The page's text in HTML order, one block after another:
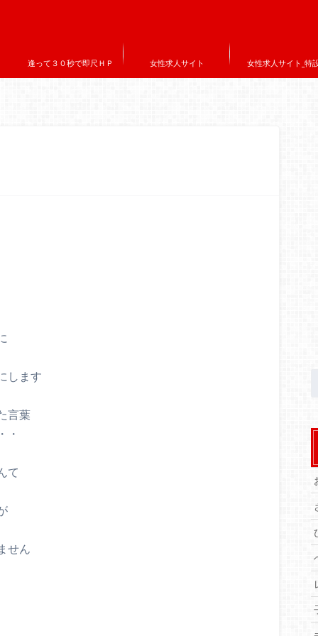
逢って３０秒で即尺ＨＰ 女性求人サイト 女性求人サイト_特
します
言葉
・
て
せん